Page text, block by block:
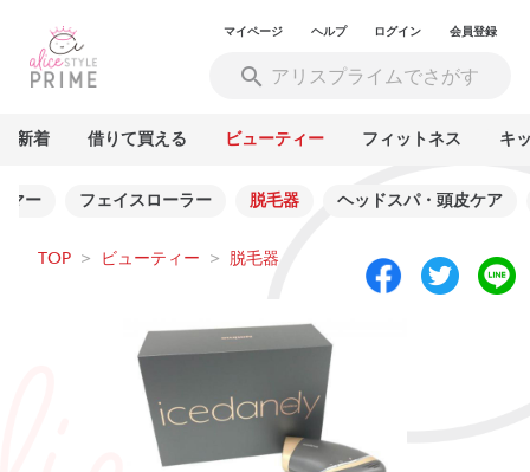
マイページ ヘルプ ログイン 会員登録
新着 借りて買える ビューティー フィットネス キ
マー フェイスローラー 脱毛器 ヘッドスパ・頭皮ケア
TOP > ビューティー > 脱毛器